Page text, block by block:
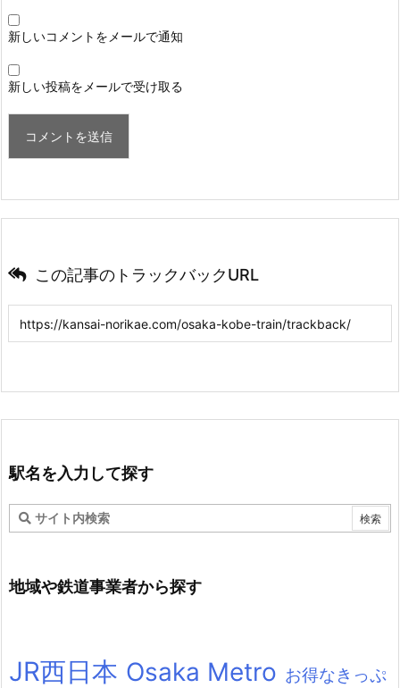
新しいコメントをメールで通知
新しい投稿をメールで受け取る
この記事のトラックバックURL
駅名を入力して探す
地域や鉄道事業者から探す
JR西日本 Osaka Metro お得なきっぷ